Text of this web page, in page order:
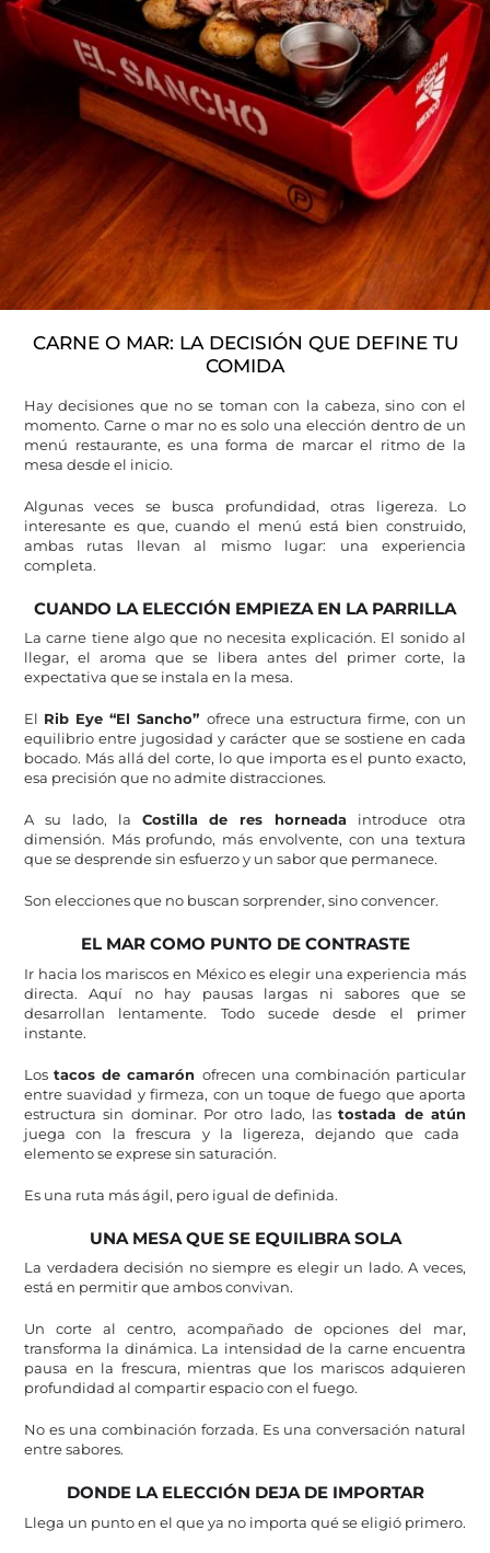
CARNE O MAR: LA DECISIÓN QUE DEFINE TU
COMIDA
Hay decisiones que no se toman con la cabeza, sino con el
momento. Carne o mar no es solo una elección dentro de un
menú restaurante, es una forma de marcar el ritmo de la
mesa desde el inicio.
Algunas veces se busca profundidad, otras ligereza. Lo
interesante es que, cuando el menú está bien construido,
ambas rutas llevan al mismo lugar: una experiencia
completa.
CUANDO LA ELECCIÓN EMPIEZA EN LA PARRILLA
La carne tiene algo que no necesita explicación. El sonido al
llegar, el aroma que se libera antes del primer corte, la
expectativa que se instala en la mesa.
El Rib Eye “El Sancho” ofrece una estructura firme, con un
equilibrio entre jugosidad y carácter que se sostiene en cada
bocado. Más allá del corte, lo que importa es el punto exacto,
esa precisión que no admite distracciones.
A su lado, la Costilla de res horneada introduce otra
dimensión. Más profundo, más envolvente, con una textura
que se desprende sin esfuerzo y un sabor que permanece.
Son elecciones que no buscan sorprender, sino convencer.
EL MAR COMO PUNTO DE CONTRASTE
Ir hacia los mariscos en México es elegir una experiencia más
directa. Aquí no hay pausas largas ni sabores que se
desarrollan lentamente. Todo sucede desde el primer
instante.
Lostacos de camarón ofrecen una combinación particular
entre suavidad y firmeza, con un toque de fuego que aporta
estructura sin dominar. Por otro lado, lastostada de atún
juega con la frescura y la ligereza, dejando que cada
elemento se exprese sin saturación.
Es una ruta más ágil, pero igual de definida.
UNA MESA QUE SE EQUILIBRA SOLA
La verdadera decisión no siempre es elegir un lado. A veces,
está en permitir que ambos convivan.
Un corte al centro, acompañado de opciones del mar,
transforma la dinámica. La intensidad de la carne encuentra
pausa en la frescura, mientras que los mariscos adquieren
profundidad al compartir espacio con el fuego.
No es una combinación forzada. Es una conversación natural
entre sabores.
DONDE LA ELECCIÓN DEJA DE IMPORTAR
Llega un punto en el que ya no importa qué se eligió primero.